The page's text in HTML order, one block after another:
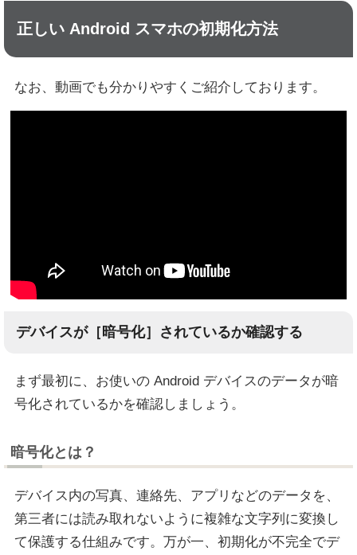
正しい Android スマホの初期化方法
なお、動画でも分かりやすくご紹介しております。
デバイスが［暗号化］されているか確認する
まず最初に、お使いの Android デバイスのデータが暗
号化されているかを確認しましょう。
暗号化とは？
デバイス内の写真、連絡先、アプリなどのデータを、
第三者には読み取れないように複雑な文字列に変換し
て保護する仕組みです。万が一、初期化が不完全でデ